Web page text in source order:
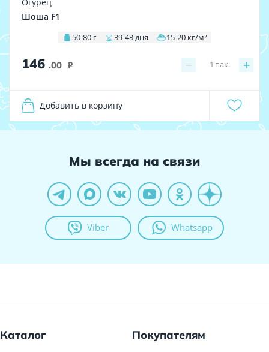
Огурец
Шоша F1
50-80 г 39-43 дня 15-20 кг/м²
146 .00 i − +
1 пак.
Добавить в корзину
Мы всегда на связи
Viber Whatsapp
Каталог Покупателям